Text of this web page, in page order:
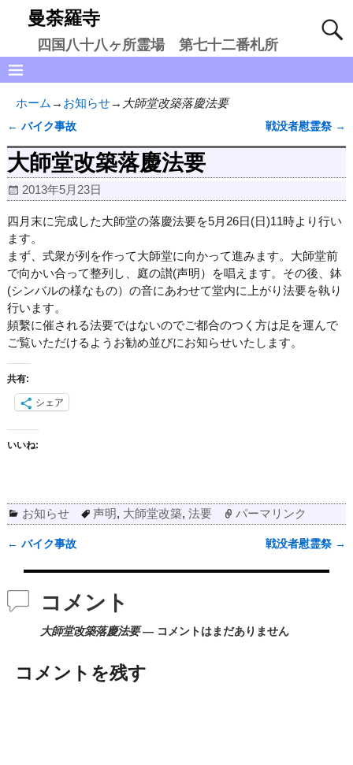
曼荼羅寺
四国八十八ヶ所霊場 第七十二番札所
ホーム → お知らせ→ 大師堂改築落慶法要
投稿ナビゲーション
← バイク事故 戦没者慰霊祭 →
大師堂改築落慶法要
2013年5月23日
四月末に完成した大師堂の落慶法要を5月26日(日)11時より行い
ます。
まず、式衆が列を作って大師堂に向かって進みます。大師堂前
で向かい合って整列し、庭の讃(声明）を唱えます。その後、鉢
(シンバルの様なもの）の音にあわせて堂内に上がり法要を執り
行います。
頻繫に催される法要ではないのでご都合のつく方は足を運んで
ご覧いただけるようお勧め並びにお知らせいたします。
共有:
シェア
いいね:
お知らせ 声明, 大師堂改築,法要 パーマリンク
← バイク事故 戦没者慰霊祭 →
コメント
大師堂改築落慶法要— コメントはまだありません
コメントを残す